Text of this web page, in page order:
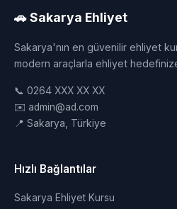
🚗 Sakarya Ehliyet
Sakarya'nın en güvenilir ehliyet
modern araçlarla ehliyet
📞 0264 XXX XX XX
✉️ admin@ad.com
📍 Sakarya, Türkiye
Hızlı Bağlantılar
Sakarya Ehliyet Kursu